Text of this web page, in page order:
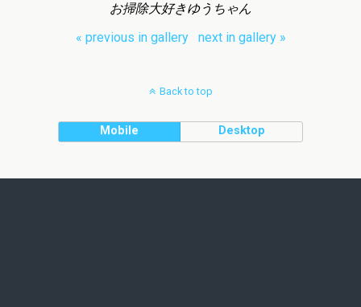
お掃除大好きゆうちゃん
« previous in gallery
next in gallery »
Back to top
Mobile Desktop